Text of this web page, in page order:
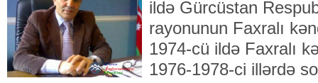
ildə Gürcüstan
rayonunun Faxralı
1974-cü ildə Faxralı
1976-1978-ci illərdə